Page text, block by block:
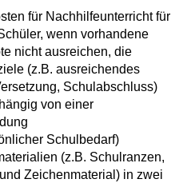
für Nachhilfeunterricht für
wenn vorhandene
nicht ausreichen, die
(z.B. ausreichendes
Schulabschluss)
von einer
Schulbedarf)
(z.B. Schulranzen,
Zeichenmaterial) in zwei